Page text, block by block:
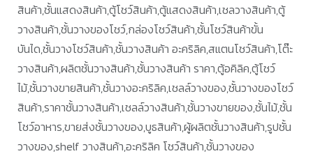
สินค้า,ชั้นแสดงสินค้า,ตู้โชว์สินค้า,ตู้แสดงสินค้า,เชลวางสินค้า,ตู้
วางสินค้า,ชั้นวางของโชว์,กล่องโชว์สินค้า,ชั้นโชว์สินค้าขั้น
บันได,ชั้นวางโชว์สินค้า,ชั้นวางสินค้า อะคริลิค,สแตนโชว์สินค้า,โต๊ะ
วางสินค้า,ผลิตชั้นวางสินค้า,ชั้นวางสินค้า ราคา,ตู้อคิลิค,ตู้โชว์
ไม้,ชั้นวางขายสินค้า,ชั้นวางอะคริลิค,เชลล์วางของ,ชั้นวางของโชว์
สินค้า,ราคาชั้นวางสินค้า,เชลล์วางสินค้า,ชั้นวางขายของ,ชั้นไม้,ชั้น
โชว์อาหาร,ขายส่งชั้นวางของ,บูธสินค้า,ผู้ผลิตชั้นวางสินค้า,รูปชั้น
วางของ,shelf วางสินค้า,อะคริลิค โชว์สินค้า,ชั้นวางของ